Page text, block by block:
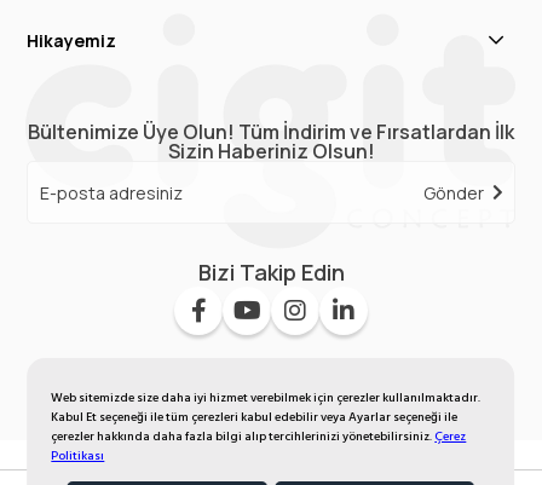
Web sitemizde size daha iyi hizmet verebilmek için çerezler kullanılmaktadır.
Kabul Et seçeneği ile tüm çerezleri kabul edebilir veya Ayarlar seçeneği ile
çerezler hakkında daha fazla bilgi alıp tercihlerinizi yönetebilirsiniz.Çerez
Politikası
Hikayemiz
Bültenimize Üye Olun! Tüm İndirim ve Fırsatlardan İlk
Sizin Haberiniz Olsun!
Gönder
Bizi Takip Edin